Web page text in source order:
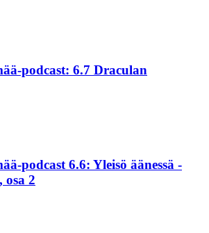
podcast: 6.7 Draculan
podcast 6.6: Yleisö äänessä -
osa 2